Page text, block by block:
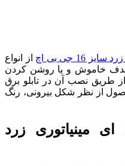
جی بی اچ
از انواع
هدف خاموش و یا روشن کردن
از طریق نصب آن در تابلو برق
از نظر شکل بیرونی، رنگ
مینیاتوری زرد